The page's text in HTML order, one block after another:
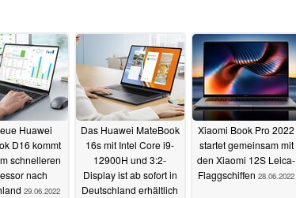
Huawei
D16 kommt
schnelleren
nach
29.06.2022
Das Huawei MateBook
16s mit Intel Core i9-
12900H und 3:2-
Display ist ab sofort in
Deutschland erhältlich
Xiaomi Book Pro 2022
startet gemeinsam mit
den Xiaomi 12S Leica-
Flaggschiffen 28.06.2022